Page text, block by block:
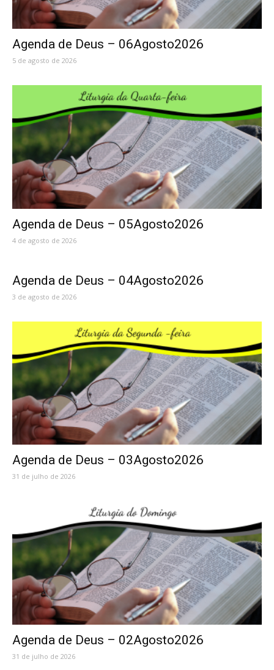
Agenda de Deus – 06Agosto2026
5 de agosto de 2026
Agenda de Deus – 05Agosto2026
4 de agosto de 2026
Agenda de Deus – 04Agosto2026
3 de agosto de 2026
Agenda de Deus – 03Agosto2026
31 de julho de 2026
Agenda de Deus – 02Agosto2026
31 de julho de 2026